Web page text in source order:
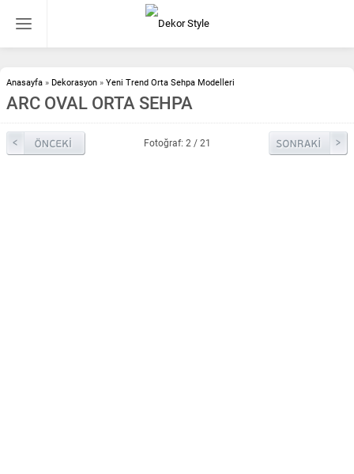
Anasayfa » Dekorasyon » Yeni Trend Orta Sehpa Modelleri
ARC OVAL ORTA SEHPA
Fotoğraf: 2 / 21